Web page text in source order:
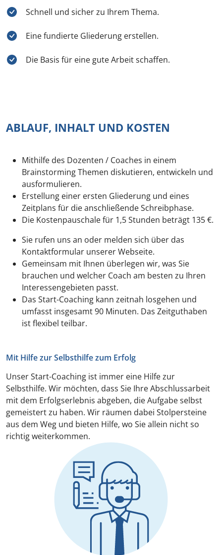
Schnell und sicher zu Ihrem Thema.
Eine fundierte Gliederung erstellen.
Die Basis für eine gute Arbeit schaffen.
ABLAUF, INHALT UND KOSTEN
Mithilfe des Dozenten / Coaches in einem
Brainstorming Themen diskutieren, entwickeln und
ausformulieren.
Erstellung einer ersten Gliederung und eines
Zeitplans für die anschließende Schreibphase.
Die Kostenpauschale für 1,5 Stunden beträgt 135 €.
Sie rufen uns an oder melden sich über das
Kontaktformular unserer Webseite.
Gemeinsam mit Ihnen überlegen wir, was Sie
brauchen und welcher Coach am besten zu Ihren
Interessengebieten passt.
Das Start-Coaching kann zeitnah losgehen und
umfasst insgesamt 90 Minuten. Das Zeitguthaben
ist flexibel teilbar.
Mit Hilfe zur Selbsthilfe zum Erfolg
Unser Start-Coaching ist immer eine Hilfe zur
Selbsthilfe. Wir möchten, dass Sie Ihre Abschlussarbeit
mit dem Erfolgserlebnis abgeben, die Aufgabe selbst
gemeistert zu haben. Wir räumen dabei Stolpersteine
aus dem Weg und bieten Hilfe, wo Sie allein nicht so
richtig weiterkommen.